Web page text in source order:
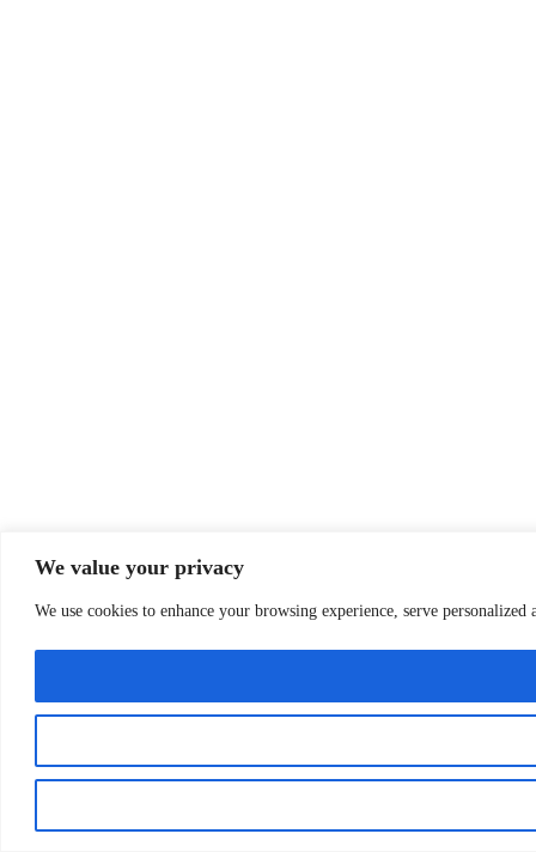
We value your privacy
We use cookies to enhance your browsing experience, serve